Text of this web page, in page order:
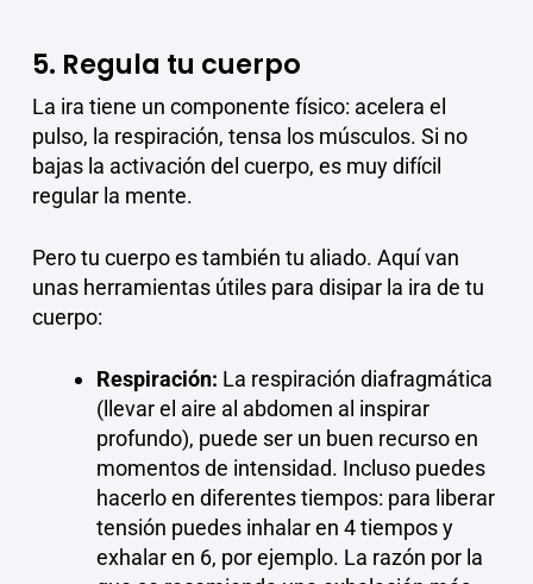
5. Regula tu cuerpo
La ira tiene un componente físico: acelera el
pulso, la respiración, tensa los músculos. Si no
bajas la activación del cuerpo, es muy difícil
regular la mente.
Pero tu cuerpo es también tu aliado. Aquí van
unas herramientas útiles para disipar la ira de tu
cuerpo:
Respiración: La respiración diafragmática
(llevar el aire al abdomen al inspirar
profundo), puede ser un buen recurso en
momentos de intensidad. Incluso puedes
hacerlo en diferentes tiempos: para liberar
tensión puedes inhalar en 4 tiempos y
exhalar en 6, por ejemplo. La razón por la